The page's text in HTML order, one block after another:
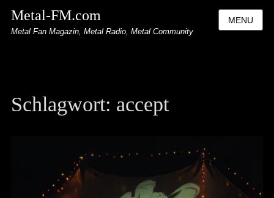
Metal-FM.com
Metal Fan Magazin, Metal Radio, Metal Community
MENU
Schlagwort: accept